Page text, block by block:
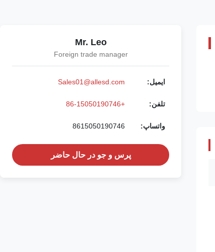
Mr. Leo
Foreign trade manager
ایمیل: Sales01@allesd.com
تلفن: +86-15050190746
واتساپ: 8615050190746
پرس و جو در حال حاضر